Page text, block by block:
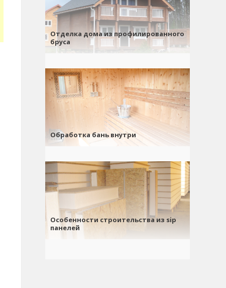
Отделка дома из профилированного
бруса
Обработка бань внутри
Особенности строительства из sip
панелей